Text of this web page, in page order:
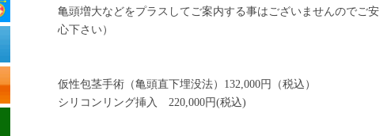
亀頭増大などをプラスしてご案内する事はございませんのでご安
心下さい）
仮性包茎手術（亀頭直下埋没法）132,000円（税込）
シリコンリング挿入 220,000円(税込)